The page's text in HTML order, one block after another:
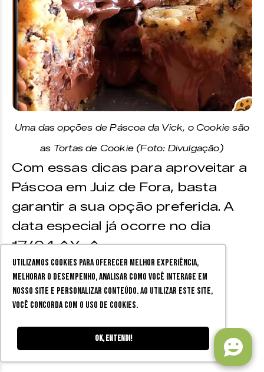
Utilizamos cookies para oferecer melhor experiência,
melhorar o desempenho, analisar como você interage em
nosso site e personalizar conteúdo. Ao utilizar este site,
você concorda com o uso de cookies.
Ok, entendi!
Uma das opções de Páscoa da Vick, o Cookie são
as Tortas de Cookie (Foto: Divulgação)
Com essas dicas para aproveitar a
Páscoa em Juiz de Fora, basta
garantir a sua opção preferida. A
data especial já ocorre no dia
17/04 �Y~�
�Y”S Leia Mais:
Pratos para a Semana Santa